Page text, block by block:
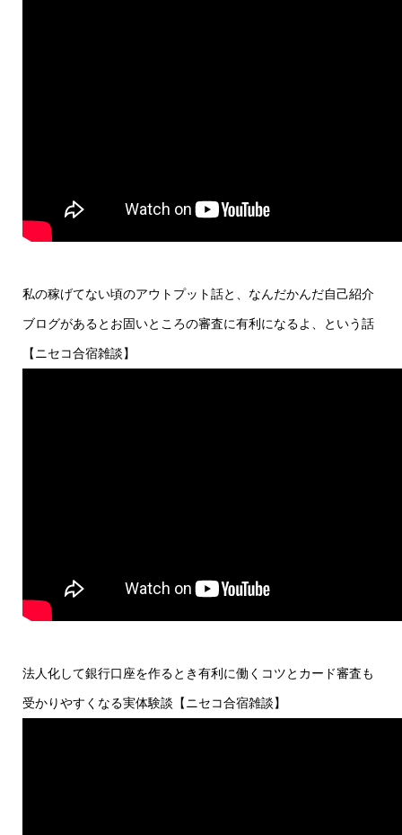
私の稼げてない頃のアウトプット話と、なんだかんだ自己紹介
ブログがあるとお固いところの審査に有利になるよ、という話
【ニセコ合宿雑談】
法人化して銀行口座を作るとき有利に働くコツとカード審査も
受かりやすくなる実体験談【ニセコ合宿雑談】